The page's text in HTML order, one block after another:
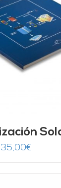
35,00€